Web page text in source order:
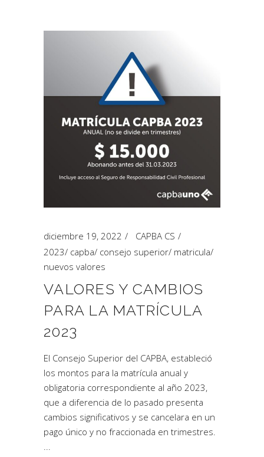
diciembre 19, 2022
CAPBA CS
2023/ capba/ consejo superior/ matricula/
nuevos valores
VALORES Y CAMBIOS
PARA LA MATRÍCULA
2023
El Consejo Superior del CAPBA, estableció
los montos para la matrícula anual y
obligatoria correspondiente al año 2023,
que a diferencia de lo pasado presenta
cambios significativos y se cancelara en un
pago único y no fraccionada en trimestres.